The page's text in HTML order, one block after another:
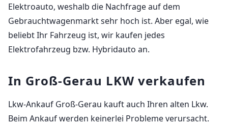
Elektroauto, weshalb die Nachfrage auf dem
Gebrauchtwagenmarkt sehr hoch ist. Aber egal, wie
beliebt Ihr Fahrzeug ist, wir kaufen jedes
Elektrofahrzeug bzw. Hybridauto an.
In Groß-Gerau LKW verkaufen
Lkw-Ankauf Groß-Gerau kauft auch Ihren alten Lkw.
Beim Ankauf werden keinerlei Probleme verursacht.